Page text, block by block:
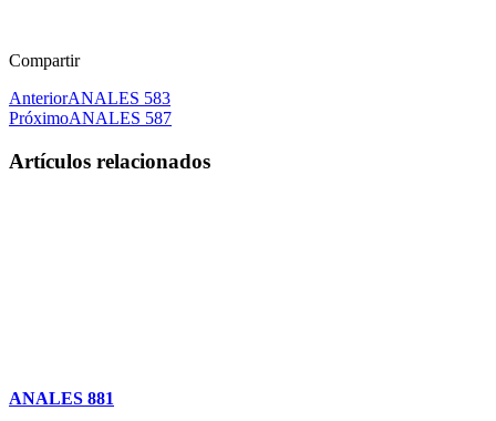
Compartir
AnteriorANALES 583
PróximoANALES 587
Artículos relacionados
ANALES 881